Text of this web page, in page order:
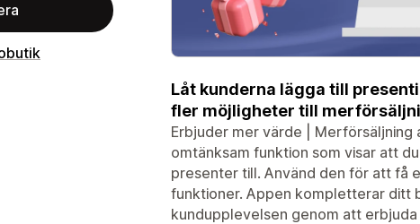
Låt kunderna lägga till
fler möjligheter till
Erbjuder mer värde | Merförsäljning
omtänksam funktion som visar att
presenter till. Använd den för att få
funktioner. Appen kompletterar ditt
kundupplevelsen genom att